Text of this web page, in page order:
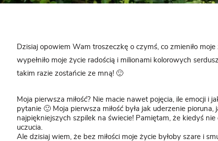
Dzisiaj opowiem Wam troszeczkę o czymś, co zmieniło
wypełniło moje życie radością i milionami kolorowych
takim razie zostańcie ze mną! 🙂
Moja pierwsza miłość? Nie macie nawet pojęcia, ile emocji i
pytanie 🙂 Moja pierwsza miłość była jak uderzenie
najpiękniejszych szpilek na świecie! Pamiętam, że kiedyś nie
uczucia.
Ale dzisiaj wiem, że bez miłości moje życie byłoby szare i